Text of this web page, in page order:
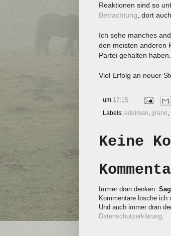
Reaktionen sind so
Betrachtung , dort
Ich sehe manches
den meisten anderen
Partei gehalten haben.
Viel Erfolg an neuer
um 17:15
Labels: edelman grüne
Keine
Immer dran denken:
Kommentare lösche ich
Und auch immer dran
Datenschutzerklärung.